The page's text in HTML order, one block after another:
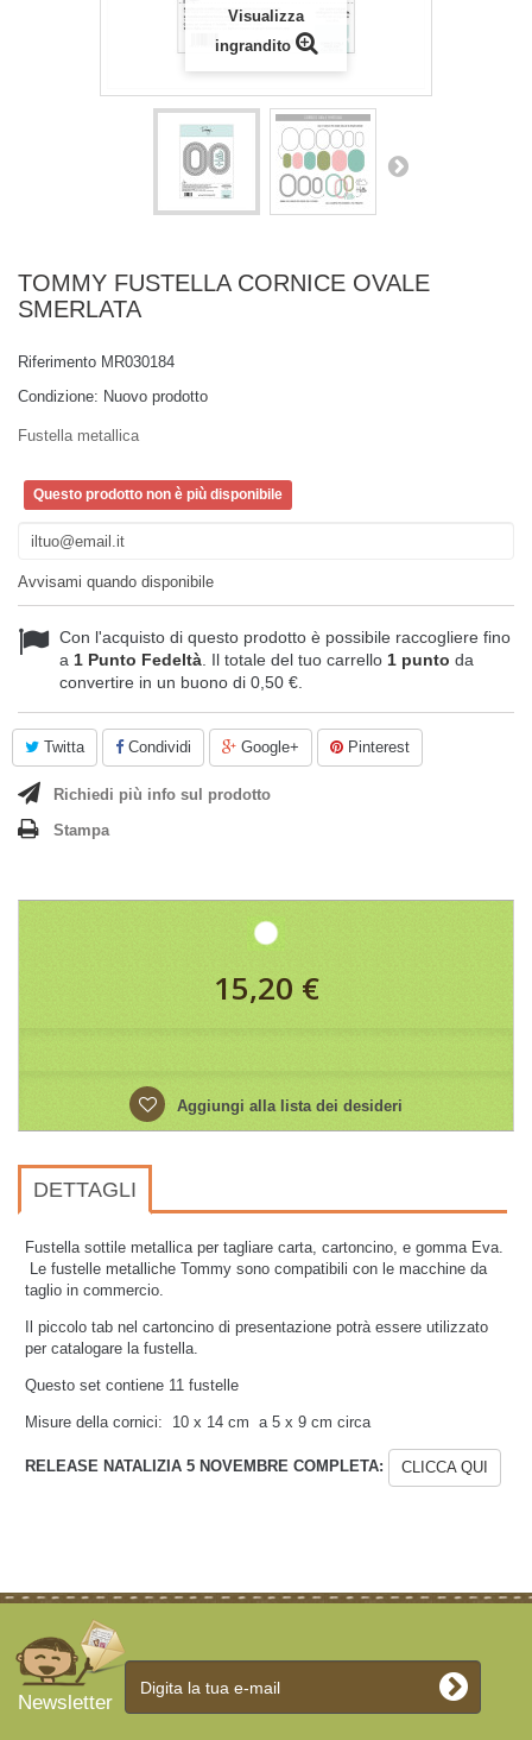
Visualizza
ingrandito
TOMMY FUSTELLA CORNICE OVALE
SMERLATA
Riferimento MR030184
Condizione: Nuovo prodotto
Fustella metallica
Questo prodotto non è più disponibile
Avvisami quando disponibile
Con l'acquisto di questo prodotto è possibile raccogliere fino
a 1 Punto Fedeltà . Il totale del tuo carrello 1 punto da
convertire in un buono di 0,50 €
Twitta Condividi Google+ Pinterest
Richiedi più info sul prodotto
Stampa
15,20 €
Aggiungi alla lista dei desideri
DETTAGLI
Fustella sottile metallica per tagliare carta, cartoncino, e gomma Eva.
Le fustelle metalliche Tommy sono compatibili con le macchine da
taglio in commercio.
Il piccolo tab nel cartoncino di presentazione potrà essere utilizzato
per catalogare la fustella.
Questo set contiene 11 fustelle
Misure della cornici: 10 x 14 cm a 5 x 9 cm circa
RELEASE NATALIZIA 5 NOVEMBRE COMPLETA: CLICCA QUI
Newsletter